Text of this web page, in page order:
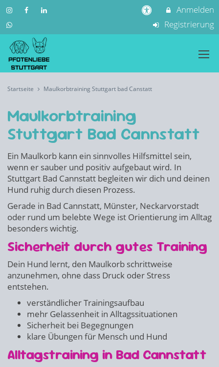
Anmelden
Registrierung
Startseite Maulkorbtraining Stuttgart bad Canstatt
Maulkorbtraining
Stuttgart Bad Cannstatt
Ein Maulkorb kann ein sinnvolles Hilfsmittel sein,
wenn er sauber und positiv aufgebaut wird. In
Stuttgart Bad Cannstatt begleiten wir dich und deinen
Hund ruhig durch diesen Prozess.
Gerade in Bad Cannstatt, Münster, Neckarvorstadt
oder rund um belebte Wege ist Orientierung im Alltag
besonders wichtig.
Sicherheit durch gutes Training
Dein Hund lernt, den Maulkorb schrittweise
anzunehmen, ohne dass Druck oder Stress
entstehen.
verständlicher Trainingsaufbau
mehr Gelassenheit in Alltagssituationen
Sicherheit bei Begegnungen
klare Übungen für Mensch und Hund
Alltagstraining in Bad Cannstatt